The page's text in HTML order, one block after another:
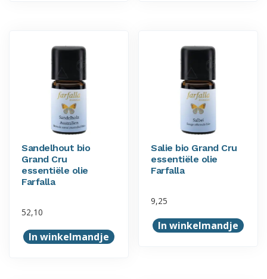
Sandelhout bio
Grand Cru
essentiële olie
Farfalla
52,10
In winkelmandje
Salie bio Grand Cru
essentiële olie
Farfalla
9,25
In winkelmandje